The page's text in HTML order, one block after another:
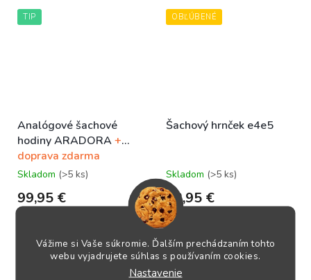
Vážime si Vaše súkromie. Ďalším prechádzaním tohto
webu vyjadrujete súhlas s používaním cookies.
Nastavenie
TIP
Analógové šachové
hodiny ARADORA+
doprava zdarma
Skladom (>5 ks)
99,95 €
Púzdro: bukové drevoRozmer:
OBĽÚBENÉ
Šachový hrnček e4e5
Skladom (>5 ks)
12,95 €
DO KOŠÍKA
Keramický hrnček potlačený
grafikou e4e5, z ktorého si